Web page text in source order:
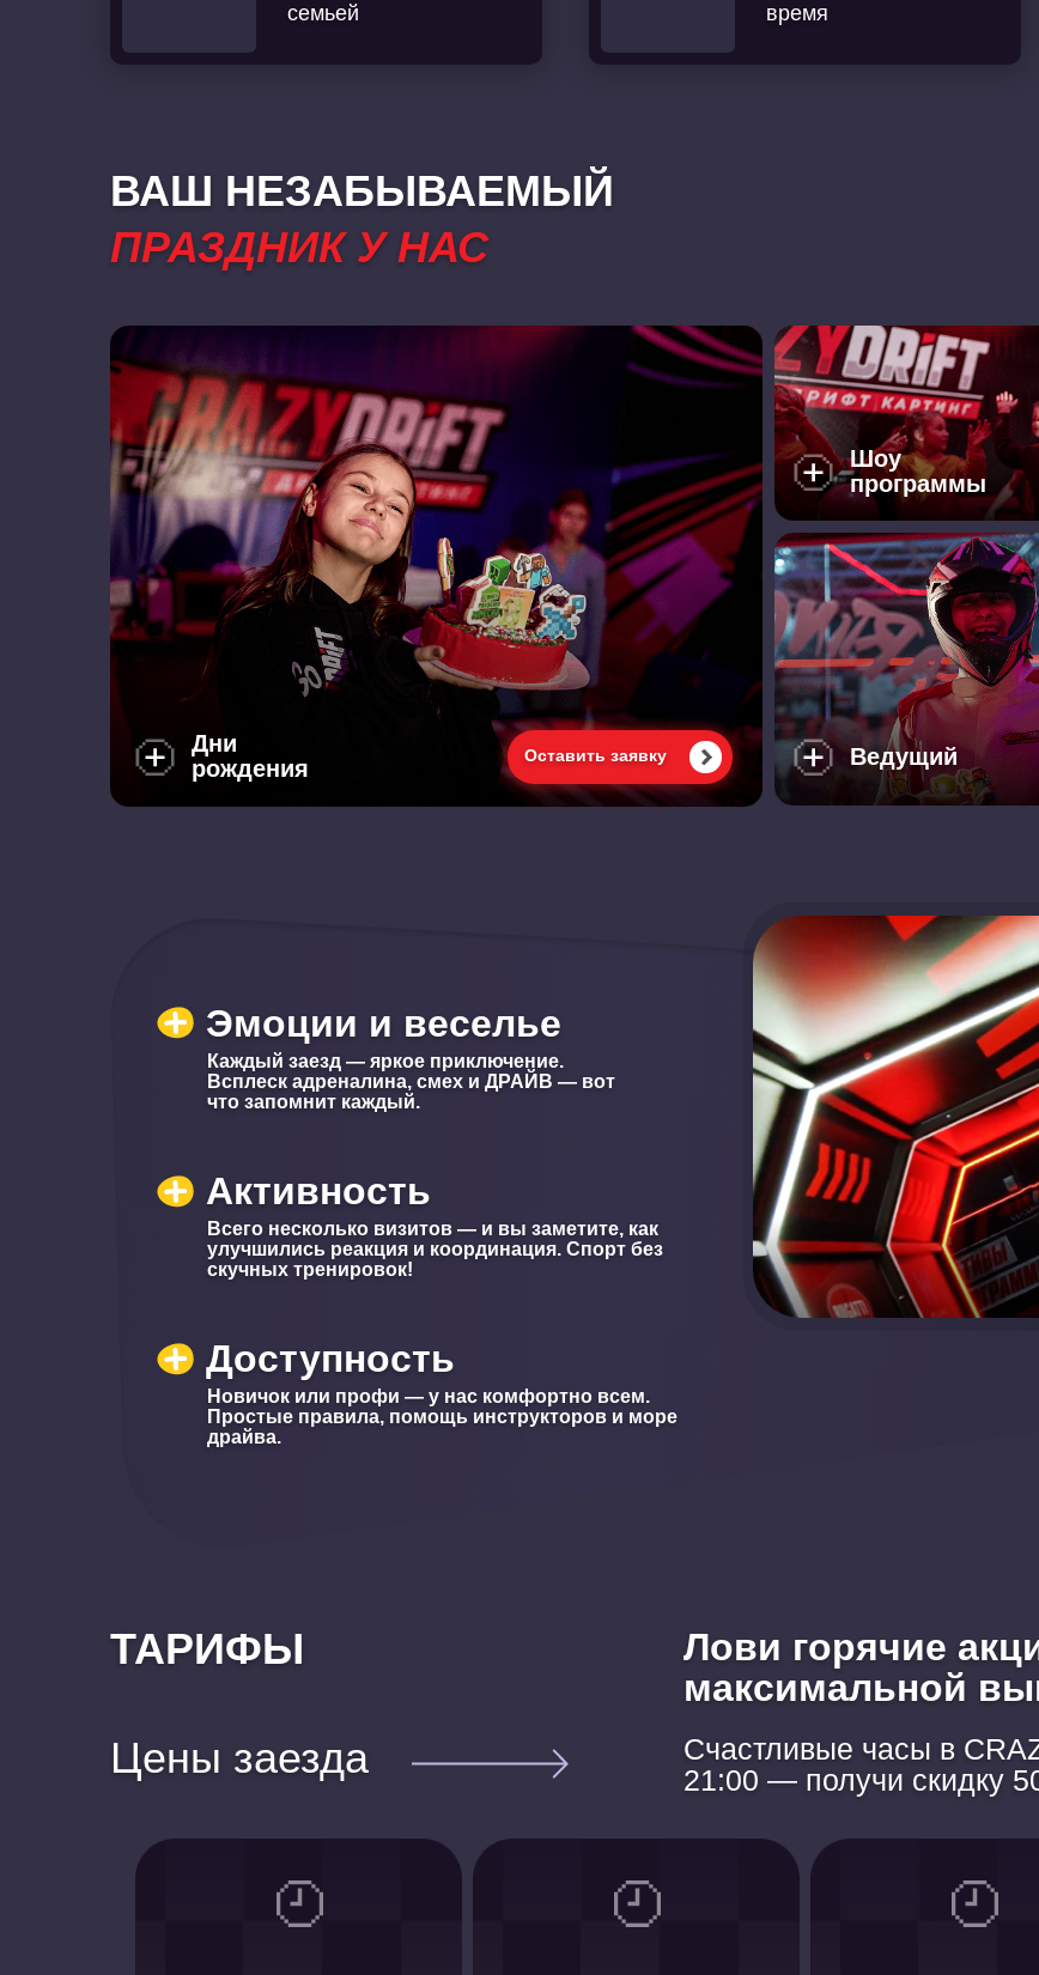
семьей
время
Ведущий
ВАШ НЕЗАБЫВАЕМЫЙ
ПРАЗДНИК У НАС
Дни
рождения
Оставить заявку
Шоу
программы
Эмоции и веселье
Каждый заезд — яркое приключение.
Всплеск адреналина, смех и ДРАЙВ — вот
что запомнит каждый.
Активность
Всего несколько визитов — и вы заметите, как
улучшились реакция и координация. Спорт без
скучных тренировок!
Доступность
Новичок или профи — у нас комфортно всем.
Простые правила, помощь инструкторов и море
драйва.
Цены заезда
Счастливые часы в
21:00 — получи скидку
Лови горячие
максимальной
ТАРИФЫ